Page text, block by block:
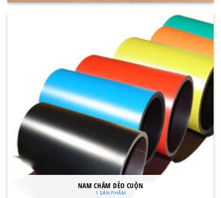
NAM CHÂM DẺO CUỘN
1 SẢN PHẨM